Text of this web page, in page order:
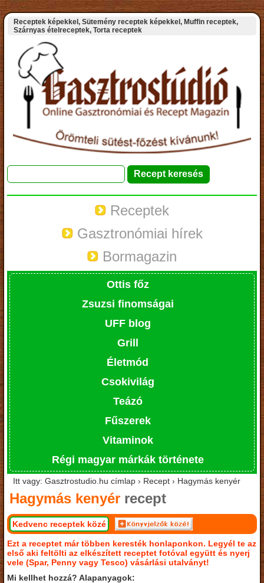
Receptek képekkel, Sütemény receptek képekkel, Muffin receptek,
Szárnyas ételreceptek, Torta receptek
Receptek
Gasztronómiai hírek
Bormagazin
Ottis főz
Zsuzsi finomságai
UFF blog
Grill
Életmód
Csokivilág
Teázó
Fűszerek
Vitaminok
Régi magyar márkák története
Itt vagy: Gasztrostudio.hu címlap › Recept › Hagymás kenyér
Hagymás kenyér recept
Kedvenc receptek közé
Ezt a receptet már többen keresték honlaponkon. Legyél te az
első aki feltölti az elkészített receptet fotóval együtt és nyerj
vele (Spar, Penny vagy Tesco) vásárlási utalványt!
Mi kellhet hozzá? Alapanyagok: